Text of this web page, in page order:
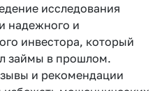
исследования
надежного и
инвестора, который
займы в прошлом.
и рекомендации